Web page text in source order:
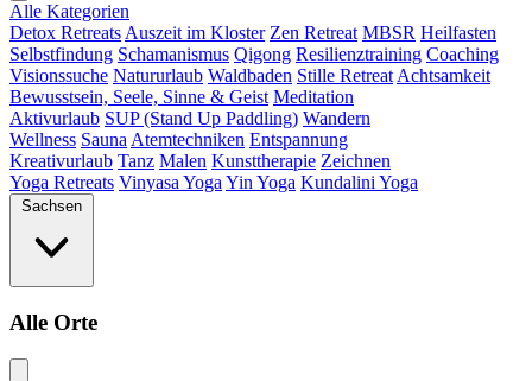
Alle Kategorien
Detox Retreats Auszeit im Kloster Zen Retreat MBSR Heilfasten
Selbstfindung Schamanismus Qigong Resilienztraining Coaching
Visionssuche Natururlaub Waldbaden Stille Retreat Achtsamkeit
Bewusstsein, Seele, Sinne & Geist Meditation
Aktivurlaub SUP (Stand Up Paddling) Wandern
Wellness Sauna Atemtechniken Entspannung
Kreativurlaub Tanz Malen Kunsttherapie Zeichnen
Yoga Retreats Vinyasa Yoga Yin Yoga Kundalini Yoga
Sachsen
Alle Orte